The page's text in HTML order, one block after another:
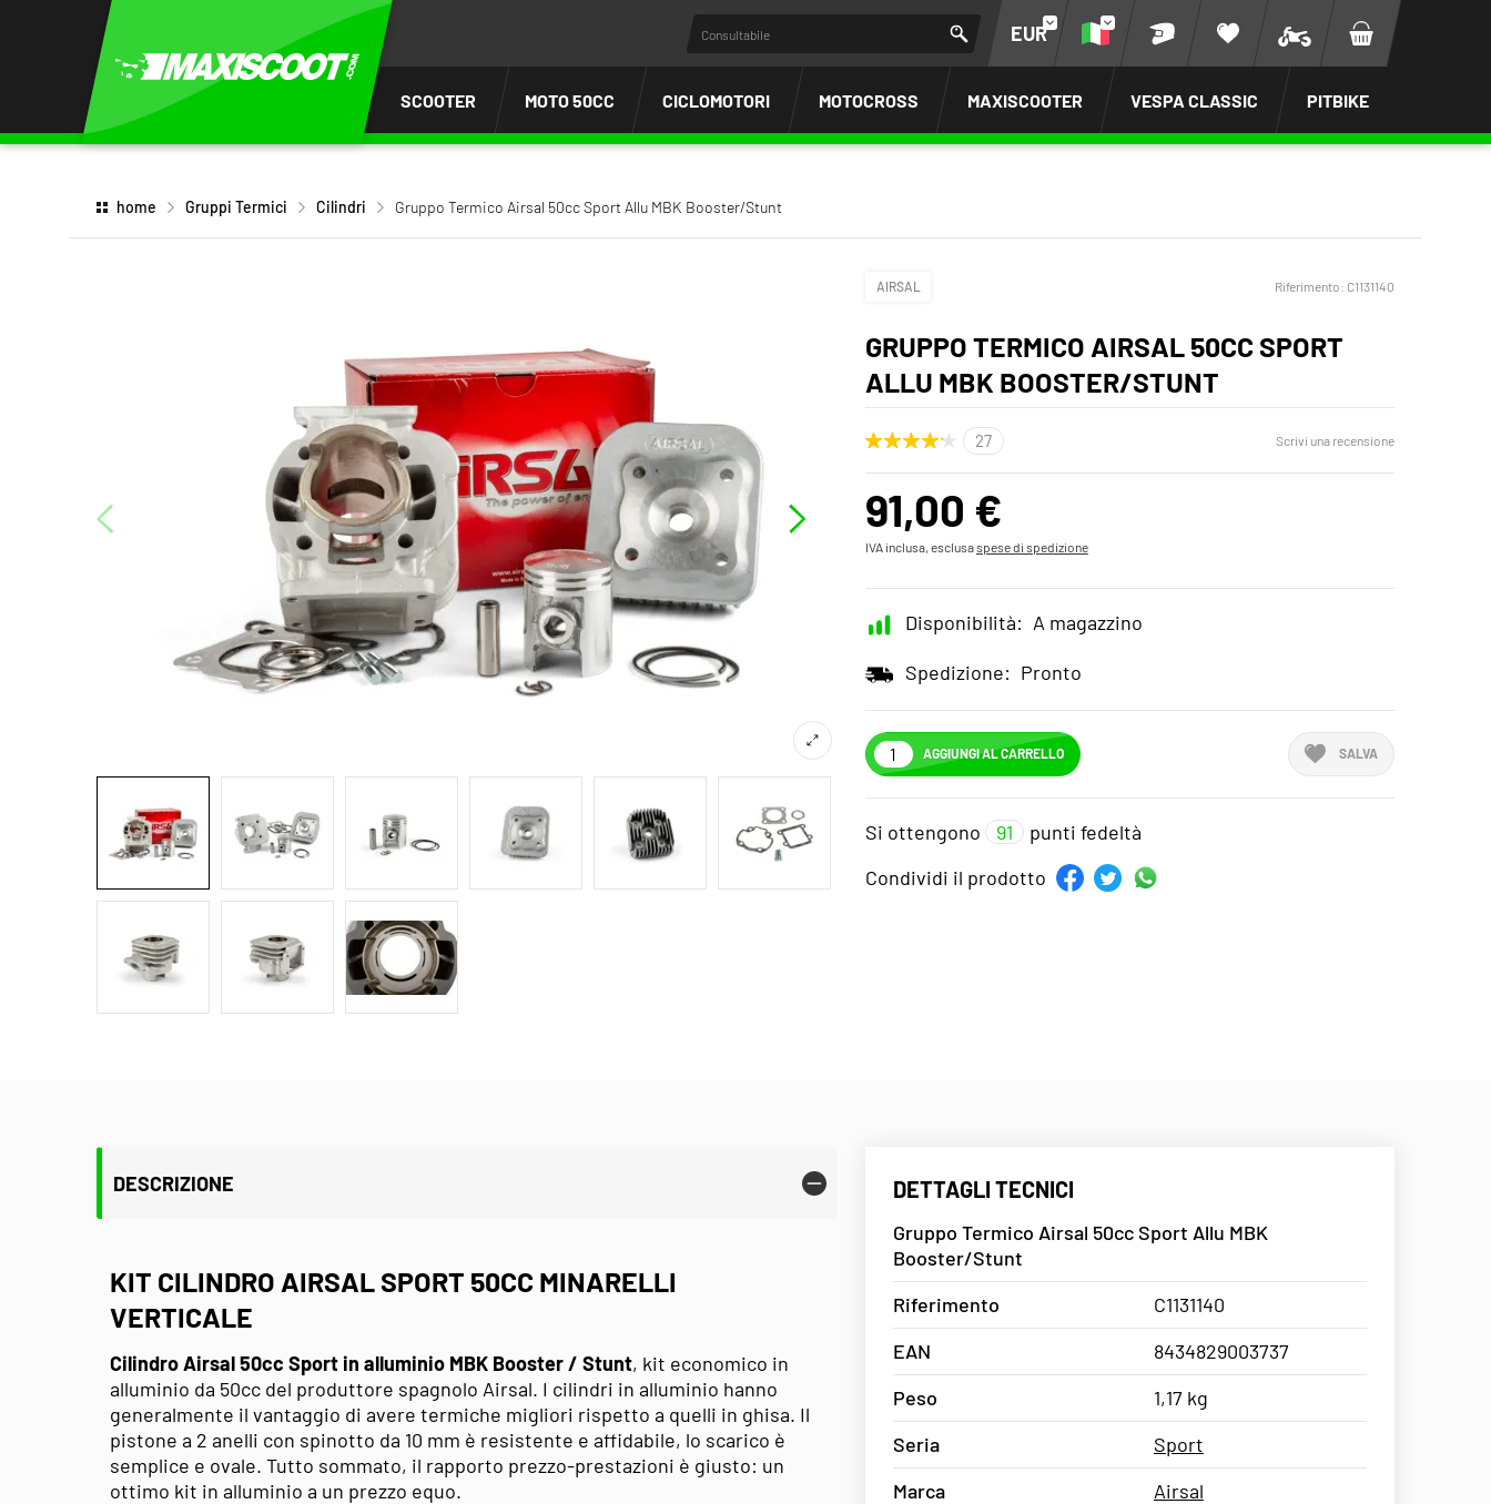
EUR
SCOOTER MOTO 50CC CICLOMOTORI MOTOCROSS MAXISCOOTER VESPA CLASSIC PITBIKE
home Gruppi Termici Cilindri Gruppo Termico Airsal 50cc Sport Allu MBK Booster/Stunt
AIRSAL Riferimento: C1131140
GRUPPO TERMICO AIRSAL 50CC SPORT
ALLU MBK BOOSTER/STUNT
Scrivi una recensione
91,00 €
IVA inclusa, esclusaspese di spedizione
Disponibilità: A magazzino
Spedizione: Pronto
AGGIUNGI AL CARRELLO SALVA
Si ottengono 91
punti fedeltà
Condividi il prodotto
DESCRIZIONE
KIT CILINDRO AIRSAL SPORT 50CC MINARELLI
VERTICALE
Cilindro Airsal 50cc Sport in alluminio MBK Booster / Stunt, kit economico in
alluminio da 50cc del produttore spagnolo Airsal. I cilindri in alluminio hanno
generalmente il vantaggio di avere termiche migliori rispetto a quelli in ghisa. Il
pistone a 2 anelli con spinotto da 10 mm è resistente e affidabile, lo scarico è
semplice e ovale. Tutto sommato, il rapporto prezzo-prestazioni è giusto: un
ottimo kit in alluminio a un prezzo equo.
DETTAGLI TECNICI
Gruppo Termico Airsal 50cc Sport Allu MBK
Booster/Stunt
Riferimento
C1131140
EAN
8434829003737
Peso
1,17 kg
Seria
Sport
Marca
Airsal